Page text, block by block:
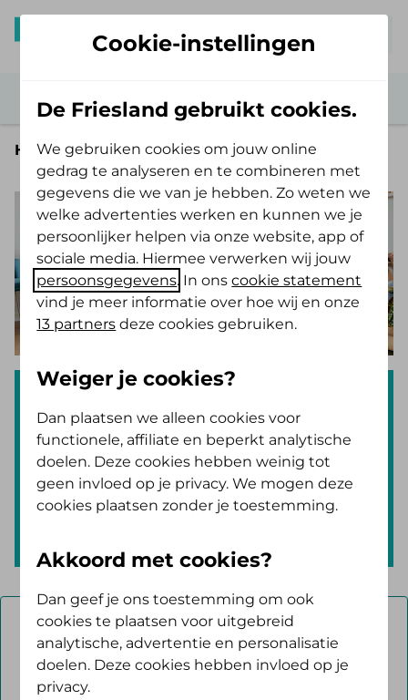
Home
Vind je zorgverlener
Zoek op de zorg die je nodig hebt.
Bijvoorbeeld 'fysiotherapie' of
'ziekenhuis'.
Welke zorg*
Cookie-instellingen
De Friesland gebruikt cookies.
We gebruiken cookies om jouw online
gedrag te analyseren en te combineren met
gegevens die we van je hebben. Zo weten we
welke advertenties werken en kunnen we je
persoonlijker helpen via onze website, app of
sociale media. Hiermee verwerken wij jouw
persoonsgegevens. In onscookie statement
vind je meer informatie over hoe wij en onze
13 partners deze cookies gebruiken.
Weiger je cookies?
Dan plaatsen we alleen cookies voor
functionele, affiliate en beperkt analytische
doelen. Deze cookies hebben weinig tot
geen invloed op je privacy. We mogen deze
cookies plaatsen zonder je toestemming.
Akkoord met cookies?
Dan geef je ons toestemming om ook
cookies te plaatsen voor uitgebreid
analytische, advertentie en personalisatie
doelen. Deze cookies hebben invloed op je
privacy.